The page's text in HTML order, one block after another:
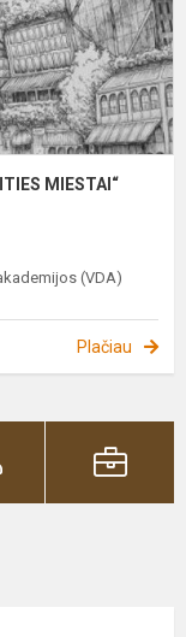
MIESTAI“
(VDA)
Plačiau